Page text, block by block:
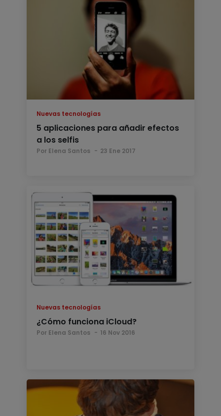
Nuevas tecnologías
5 aplicaciones para añadir efectos
a los selfis
Por Elena Santos 23 Ene 2017
Nuevas tecnologías
¿Cómo funciona iCloud?
Por Elena Santos 16 Nov 2016